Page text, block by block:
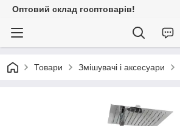
Оптовий склад госптоварів!
Товари Змішувачі і аксесуари